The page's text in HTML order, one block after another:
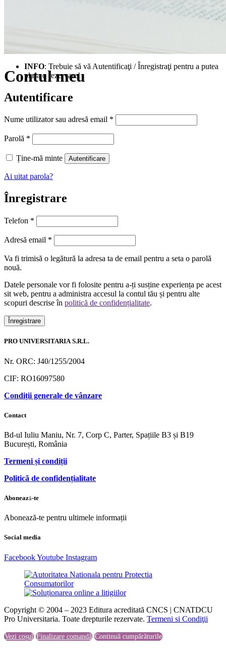
Contul meu
INFO: Trebuie să vă Autentificaţi / Înregistraţi pentru a putea
plasa o rezervare!
Autentificare
Nume utilizator sau adresă email *
Parolă *
Ține-mă minte Autentificare
Ai uitat parola?
Înregistrare
Telefon *
Adresă email *
Va fi trimisă o legătură la adresa ta de email pentru a seta o parolă
nouă.
Datele personale vor fi folosite pentru a-ți susține experiența pe acest
sit web, pentru a administra accesul la contul tău și pentru alte
scopuri descrise în politică de confidențialitate.
Înregistrare
PRO UNIVERSITARIA S.R.L.
Nr. ORC: J40/1255/2004
CIF: RO16097580
Condiții generale de vânzare
Contact
Bd-ul Iuliu Maniu, Nr. 7, Corp C, Parter, Spațiile B3 și B19
București, România
Termeni și condiții
Politică de confidențialitate
Abonează-te
Abonează-te pentru ultimele informații
Social media
FacebookYoutube Instagram
Copyright © 2004 – 2023 Editura acreditată CNCS | CNATDCU
Pro Universitaria. Toate drepturile rezervate. Termeni si Condiţii
Vezi coșul Finalizare comandă Continuă cumpărăturile